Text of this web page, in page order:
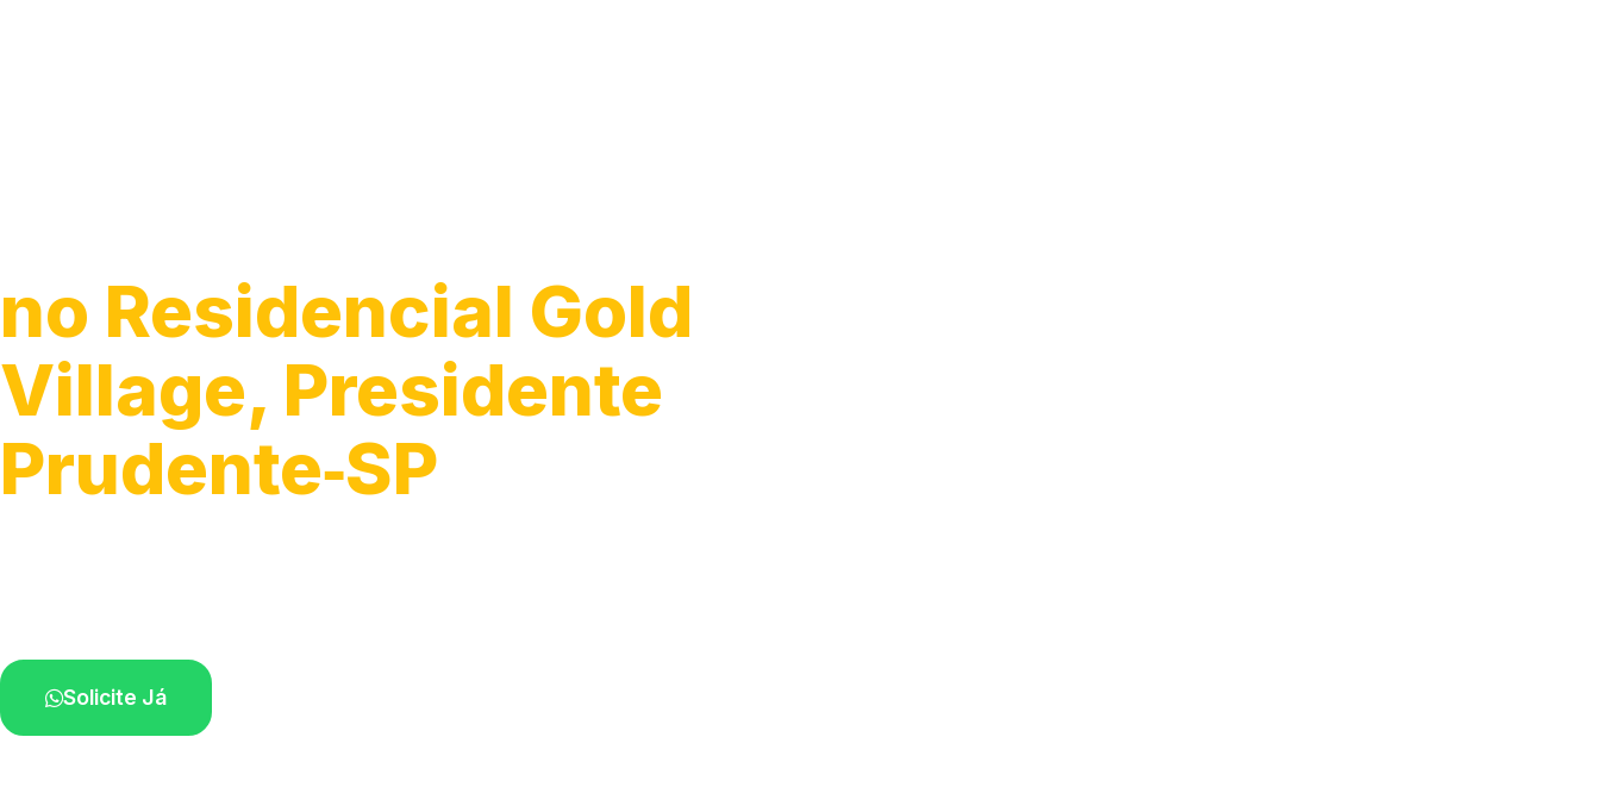
no Residencial Gold
Village, Presidente
Prudente‑SP
Solicite Já